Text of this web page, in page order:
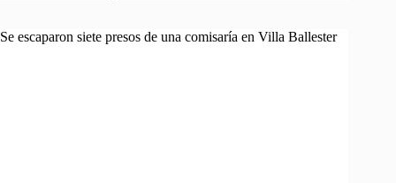
Se escaparon siete presos de una comisaría en Villa Ballester